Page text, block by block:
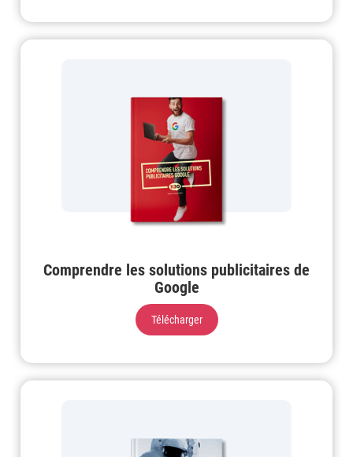
Comprendre les solutions publicitaires de
Google
Télécharger